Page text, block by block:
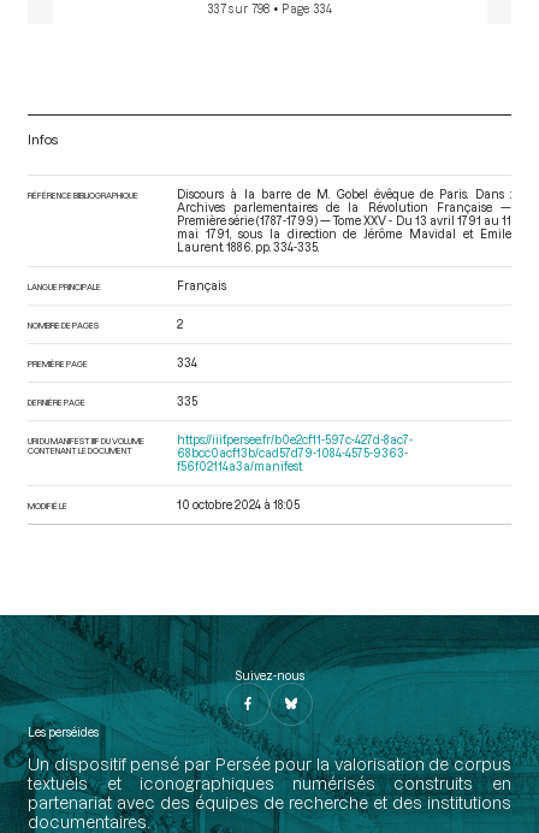
337 sur 798 • Page 334
Infos
RÉFÉRENCE BIBLIOGRAPHIQUE
Discours à la barre de M. Gobel évêque de Paris. Dans :
Archives parlementaires de la Révolution Française —
Première série (1787-1799) — Tome XXV - Du 13 avril 1791 au 11
mai 1791
, sous la direction de Jérôme Mavidal et Emile
Laurent. 1886. pp. 334-335.
LANGUE PRINCIPALE Français
NOMBRE DE PAGES 2
PREMIÈRE PAGE 334
DERNIÈRE PAGE 335
URI DU MANIFEST IIIF DU VOLUME
CONTENANT LE DOCUMENT
https://iiif.persee.fr/b0e2cf11-597c-427d-8ac7-
68bcc0acf13b/cad57d79-1084-4575-9363-
f56f02114a3a/manifest
MODIFIÉ LE 10 octobre 2024 à 18:05
Suivez-nous
Les perséides
Un dispositif pensé par Persée pour la valorisation de corpus
textuels et iconographiques numérisés construits en
partenariat avec des équipes de recherche et des institutions
documentaires.